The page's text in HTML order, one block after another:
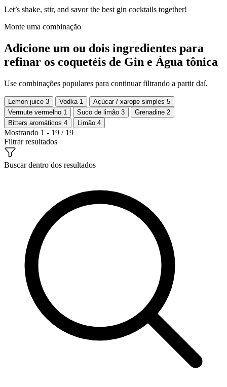
Let’s shake, stir, and savor the best gin cocktails together!
Monte uma combinação
Adicione um ou dois ingredientes para
refinar os coquetéis de Gin e Água tônica
Use combinações populares para continuar filtrando a partir daí.
Lemon juice 3 Vodka 1 Açúcar / xarope simples 5
Vermute vermelho 1 Suco de limão 3 Grenadine 2
Bitters aromáticos 4 Limão 4
Mostrando 1 - 19 / 19
Filtrar resultados
Buscar dentro dos resultados